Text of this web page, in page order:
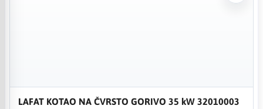
LAFAT KOTAO NA ČVRSTO GORIVO 35 kW 32010003